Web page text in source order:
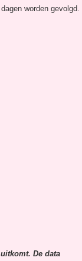
worden gevolgd.
De data